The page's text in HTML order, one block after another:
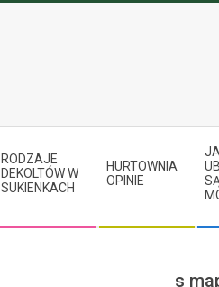
RODZAJE
DEKOLTÓW W
SUKIENKACH
HURTOWNIA
OPINIE
s